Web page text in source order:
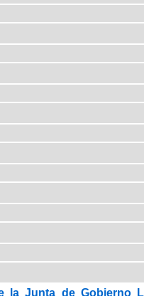
la Junta de Gobierno